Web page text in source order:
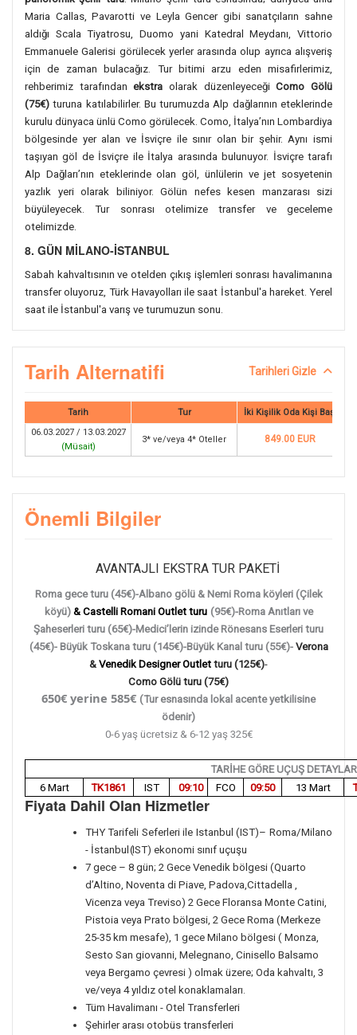
Maria Callas, Pavarotti ve Leyla Gencer gibi sanatçıların sahne
aldığı Scala Tiyatrosu, Duomo yani Katedral Meydanı, Vittorio
Emmanuele Galerisi görülecek yerler arasında olup ayrıca alışveriş
için de zaman bulacağız. Tur bitimi arzu eden misafirlerimiz,
rehberimiz tarafındanekstra olarak düzenleyeceğiComo Gölü
(75€)turuna katılabilirler. Bu turumuzda Alp dağlarının eteklerinde
kurulu dünyaca ünlü Como görülecek. Como, İtalya’nın Lombardiya
bölgesinde yer alan ve İsviçre ile sınır olan bir şehir. Aynı ismi
taşıyan göl de İsviçre ile İtalya arasında bulunuyor. İsviçre tarafı
Alp Dağları’nın eteklerinde olan göl, ünlülerin ve jet sosyetenin
yazlık yeri olarak biliniyor. Gölün nefes kesen manzarası sizi
büyüleyecek. Tur sonrası otelimize transfer ve geceleme
otelimizde.
8. GÜN MİLANO-İSTANBUL
Sabah kahvaltısının ve otelden çıkış işlemleri sonrası havalimanına
transfer oluyoruz, Türk Havayolları ile saat İstanbul'a hareket. Yerel
saat ile İstanbul'a varış ve turumuzun sonu.
Tarih Alternatifi Tarihleri Gizle
Tarih Tur
İki Kişilik Oda Kişi Başı
06.03.2027 / 13.03.2027
(Müsait)
3* ve/veya 4* Oteller 849.00 EUR
Önemli Bilgiler
AVANTAJLI EKSTRA TUR PAKETİ
Roma gece turu (45€)-Albano gölü & Nemi Roma köyleri (Çilek
köyü) & Castelli Romani Outlet turu (95€)-Roma Anıtları ve
Şaheserleri turu (65€)-Medici’lerin izinde Rönesans Eserleri turu
(45€)-Büyük Toskana turu (145€)-Büyük Kanal turu (55€)-Verona
& Venedik Designer Outlet turu (125€)-
Como Gölü turu (75€)
650€ yerine 585€ (Tur esnasında lokal acente yetkilisine
ödenir)
0-6 yaş ücretsiz & 6-12 yaş 325€
TARİHE GÖRE UÇUŞ
6 Mart
TK1861 IST 09:10 FCO 09:50 13 Mart
Fiyata Dahil Olan Hizmetler
THY Tarifeli Seferleri ile Istanbul (IST)– Roma/Milano
- İstanbul (IST) ekonomi sınıf uçuşu
7 gece – 8 gün; 2 Gece Venedik bölgesi (Quarto
d’Altino, Noventa di Piave, Padova,Cittadella ,
Vicenza veya Treviso) 2 Gece Floransa Monte Catini,
Pistoia veya Prato bölgesi, 2 Gece Roma (Merkeze
25-35 km mesafe), 1 gece Milano bölgesi ( Monza,
Sesto San giovanni, Melegnano, Cinisello Balsamo
veya Bergamo çevresi ) olmak üzere; Oda kahvaltı, 3
ve/veya 4 yıldız otel konaklamaları.
Tüm Havalimanı - Otel Transferleri
Şehirler arası otobüs transferleri